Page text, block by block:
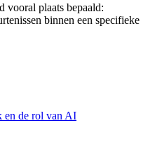
vooral plaats bepaald:
binnen een specifieke
en de rol van AI